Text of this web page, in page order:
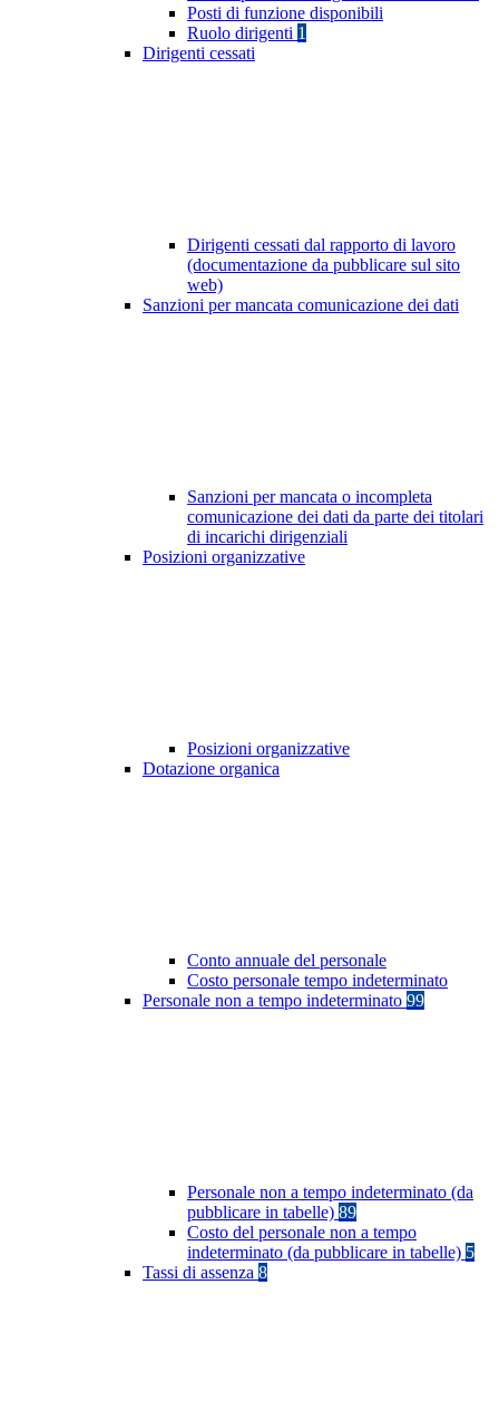
Posti di funzione disponibili
Ruolo dirigenti 1
Dirigenti cessati
Dirigenti cessati dal rapporto di lavoro
(documentazione da pubblicare sul sito
web)
Sanzioni per mancata comunicazione dei dati
Sanzioni per mancata o incompleta
comunicazione dei dati da parte dei titolari
di incarichi dirigenziali
Posizioni organizzative
Posizioni organizzative
Dotazione organica
Conto annuale del personale
Costo personale tempo indeterminato
Personale non a tempo indeterminato 99
Personale non a tempo indeterminato (da
pubblicare in tabelle) 89
Costo del personale non a tempo
indeterminato (da pubblicare in tabelle) 5
Tassi di assenza 8